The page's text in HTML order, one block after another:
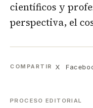
científicos y
perspectiva, el
COMPARTIR X
PROCESO EDITORIAL